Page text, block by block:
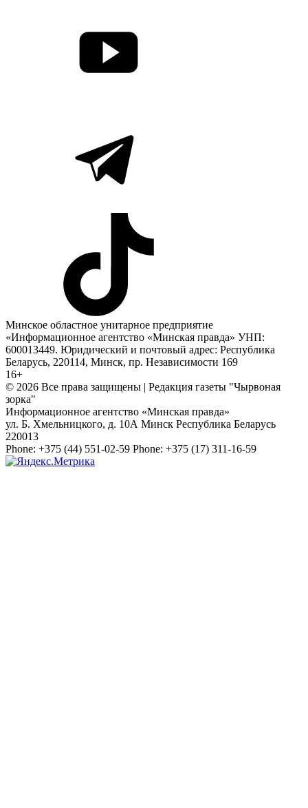
Минское областное унитарное предприятие
«Информационное агентство «Минская правда» УНП:
600013449. Юридический и почтовый адрес: Республика
Беларусь, 220114, Минск, пр. Независимости 169
16+
© 2026 Все права защищены | Редакция газеты "Чырвоная
зорка"
Информационное агентство «Минская правда»
ул. Б. Хмельницкого, д. 10А Минск Республика Беларусь
220013
Phone: +375 (44) 551-02-59 Phone: +375 (17) 311-16-59